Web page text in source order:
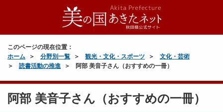
このページの現在位置：
ホーム
分野別一覧 観光・文化・スポーツ
文化・芸術
読書活動の推進
阿部 美音子さん（おすすめの一冊）
阿部 美音子さん（おすすめの一冊）